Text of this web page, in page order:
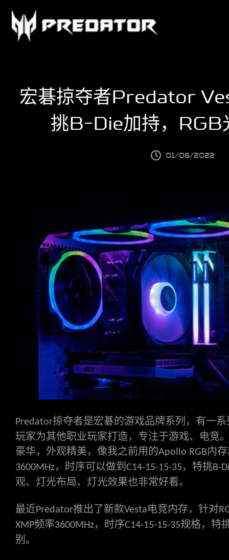
产品中心
PCIe M.2固态硬盘
马甲内存条
手册和工具
保固政策
Biwin Intelligence
常见问题解答
售后服务
Biwin Data Recovery Tool
Predator掠夺者存储
新闻中心
联系我们
隐私政策
宏碁掠夺者Predator
挑B-Die加持，RGB
01/06/2022
Predator掠夺者是宏碁的游戏品牌系列，有一
玩家为其他职业玩家打造，专注于游戏、电竞
豪华，外观精美，像我之前用的Apollo RGB内
3600MHz，时序可以做到 C14-15-15-35 ，特挑B-
观、灯光布局、灯光效果也非常好看。
最近Predator推出了新款Vesta电竞内存，针对
XMP频率3600MHz，时序C14-15-15-35规格，特
别。